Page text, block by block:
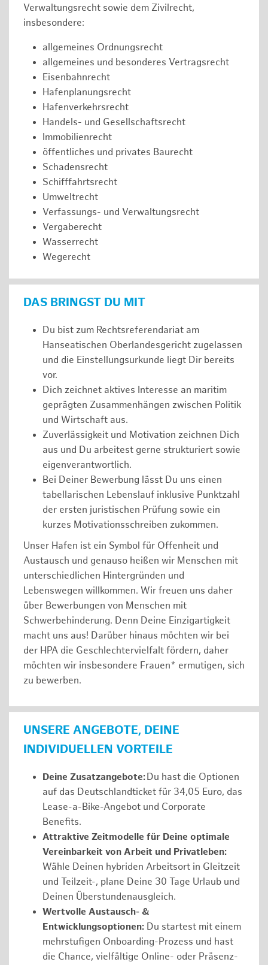
Verwaltungsrecht sowie dem Zivilrecht,
insbesondere:
allgemeines Ordnungsrecht
allgemeines und besonderes Vertragsrecht
Eisenbahnrecht
Hafenplanungsrecht
Hafenverkehrsrecht
Handels- und Gesellschaftsrecht
Immobilienrecht
öffentliches und privates Baurecht
Schadensrecht
Schifffahrtsrecht
Umweltrecht
Verfassungs- und Verwaltungsrecht
Vergaberecht
Wasserrecht
Wegerecht
DAS BRINGST DU MIT
Du bist zum Rechtsreferendariat am
Hanseatischen Oberlandesgericht zugelassen
und die Einstellungsurkunde liegt Dir bereits
vor.
Dich zeichnet aktives Interesse an maritim
geprägten Zusammenhängen zwischen Politik
und Wirtschaft aus.
Zuverlässigkeit und Motivation zeichnen Dich
aus und Du arbeitest gerne strukturiert sowie
eigenverantwortlich.
Bei Deiner Bewerbung lässt Du uns einen
tabellarischen Lebenslauf inklusive Punktzahl
der ersten juristischen Prüfung sowie ein
kurzes Motivationsschreiben zukommen.
Unser Hafen ist ein Symbol für Offenheit und
Austausch und genauso heißen wir Menschen mit
unterschiedlichen Hintergründen und
Lebenswegen willkommen. Wir freuen uns daher
über Bewerbungen von Menschen mit
Schwerbehinderung. Denn Deine Einzigartigkeit
macht uns aus! Darüber hinaus möchten wir bei
der HPA die Geschlechtervielfalt fördern, daher
möchten wir insbesondere Frauen* ermutigen, sich
zu bewerben.
UNSERE ANGEBOTE, DEINE
INDIVIDUELLEN VORTEILE
Deine Zusatzangebote: Du hast die Optionen
auf das Deutschlandticket für 34,05 Euro, das
Lease-a-Bike-Angebot und Corporate
Benefits.
Attraktive Zeitmodelle für Deine optimale
Vereinbarkeit von Arbeit und Privatleben:
Wähle Deinen hybriden Arbeitsort in Gleitzeit
und Teilzeit-, plane Deine 30 Tage Urlaub und
Deinen Überstundenausgleich.
Wertvolle Austausch- &
Entwicklungsoptionen: Du startest mit einem
mehrstufigen Onboarding-Prozess und hast
die Chance, vielfältige Online- oder Präsenz-